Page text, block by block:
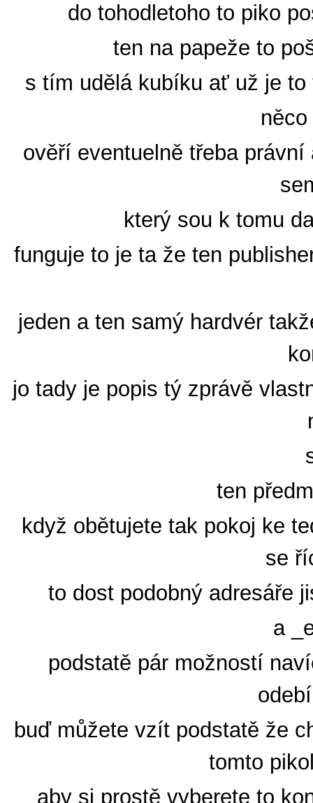
do tohodletoho to piko
ten na papeže to
s tím udělá kubíku ať už je
ověří eventuelně třeba
který sou k tomu
funguje to je ta že ten
jeden a ten samý hardvér
jo tady je popis tý zprávě
ten
když obětujete tak pokoj ke
se
to dost podobný adresáře
a
podstatě pár možností
buď můžete vzít podstatě že
tomto
aby si prostě vyberete to